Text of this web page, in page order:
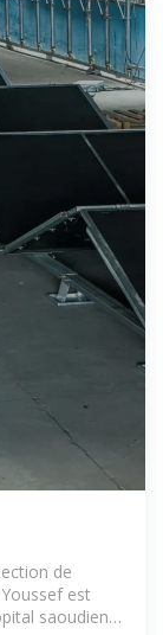
de
est
saoudien